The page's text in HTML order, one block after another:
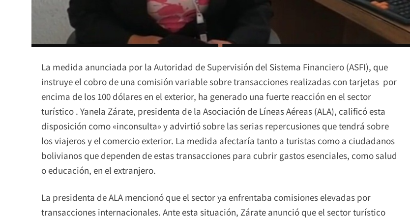
La medida anunciada por la Autoridad de Supervisión del Sistema Financiero (ASFI), que
instruye el cobro de una comisión variable sobre transacciones realizadas con tarjetas por
encima de los 100 dólares en el exterior, ha generado una fuerte reacción en el sector
turístico . Yanela Zárate, presidenta de la Asociación de Líneas Aéreas (ALA), calificó esta
disposición como «inconsulta» y advirtió sobre las serias repercusiones que tendrá sobre
los viajeros y el comercio exterior. La medida afectaría tanto a turistas como a ciudadanos
bolivianos que dependen de estas transacciones para cubrir gastos esenciales, como salud
o educación, en el extranjero.
La presidenta de ALA mencionó que el sector ya enfrentaba comisiones elevadas por
transacciones internacionales. Ante esta situación, Zárate anunció que el sector turístico